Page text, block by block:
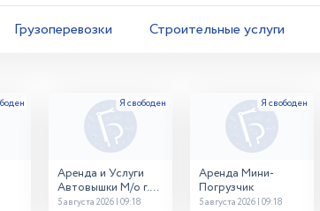
Грузоперевозки Строительные услуги
Аренда и Услуги
Автовышки М/о г.
Домодедово
5 августа 2026 | 09:18
Аренда Мини-
Погрузчик
5 августа 2026 | 09:18